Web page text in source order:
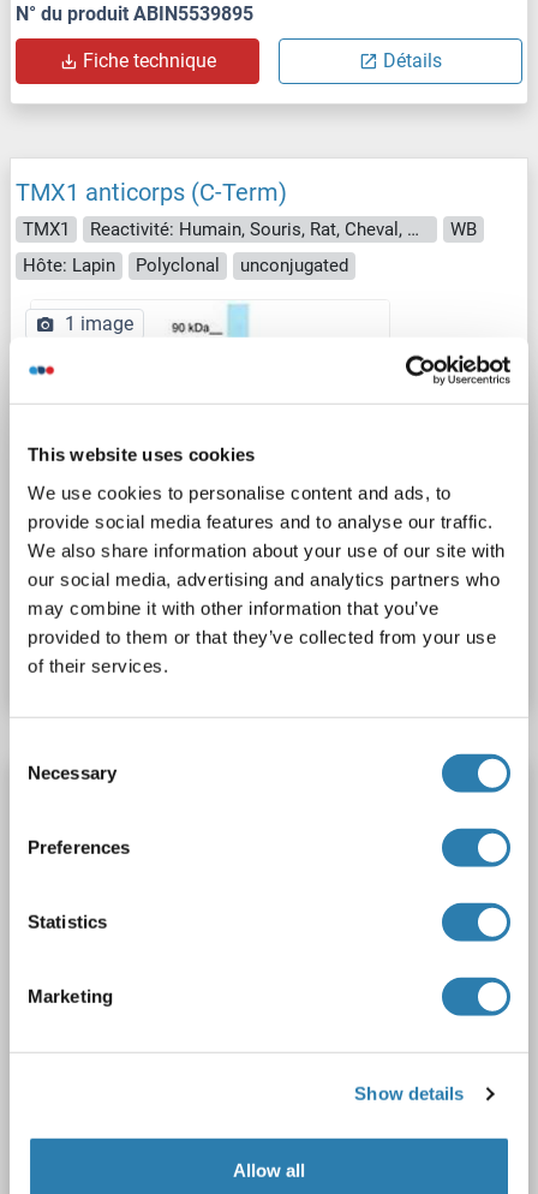
This website uses cookies
We use cookies to personalise content and ads, to
provide social media features and to analyse our traffic.
We also share information about your use of our site with
our social media, advertising and analytics partners who
may combine it with other information that you’ve
provided to them or that they’ve collected from your use
of their services.
Selection
Necessary
Preferences
Statistics
Marketing
Show details
Allow all
N° du produit ABIN5539895
Fiche technique Détails
TMX1 anticorps (C-Term)
TMX1 Reactivité: Humain, Souris, Rat, Cheval, Chien, Porc, Singe, Lapin, Hamster
WB
Hôte: Lapin
Polyclonal unconjugated
1 image
N° du produit ABIN6747965
Fiche technique
TMX1 anticorps (C-Term)
Polyclonal
1 image